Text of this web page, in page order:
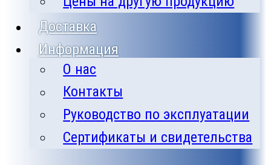
Доставка
Информация
О нас
Контакты
Руководство по эксплуатации
Сертификаты и свидетельства